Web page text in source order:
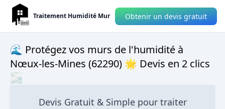
Traitement Humidité Mur Obtenir un devis gratuit
🌊 Protégez vos murs de l'humidité à
Nœux-les-Mines (62290) 🌟 Devis en 2 clics
🌫
Devis Gratuit & Simple pour traiter